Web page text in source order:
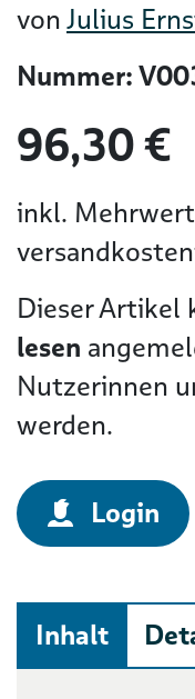
vonJulius
Nummer:
96,30 €
inkl.
Dieser Artikel
lesen
Nutzerinnen
werden.
Login
Inhalt